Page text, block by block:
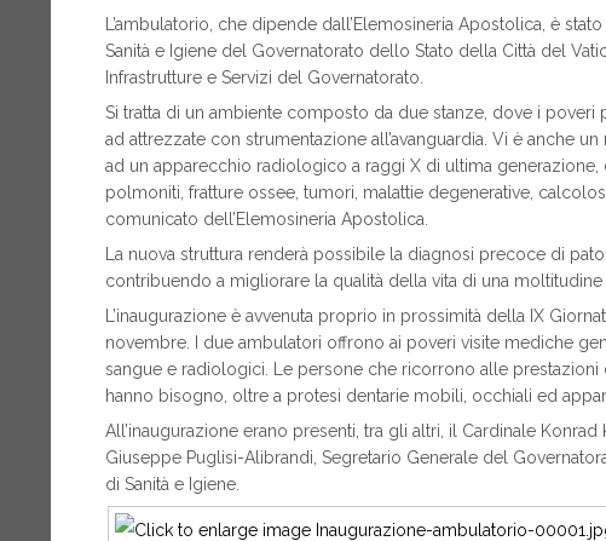
L’ambulatorio, che dipende dall’Elemosineria Apostolica, è
Sanità e Igiene del Governatorato dello Stato della Città del
Infrastrutture e Servizi del Governatorato.
Si tratta di un ambiente composto da due stanze, dove i
ad attrezzate con strumentazione all’avanguardia. Vi è anche
ad un apparecchio radiologico a raggi X di ultima
polmoniti, fratture ossee, tumori, malattie degenerative,
comunicato dell’Elemosineria Apostolica.
La nuova struttura renderà possibile la diagnosi precoce di
contribuendo a migliorare la qualità della vita di una moltitudine
L’inaugurazione è avvenuta proprio in prossimità della IX
novembre. I due ambulatori offrono ai poveri visite mediche
sangue e radiologici. Le persone che ricorrono alle
hanno bisogno, oltre a protesi dentarie mobili, occhiali ed
All’inaugurazione erano presenti, tra gli altri, il Cardinale Konrad
Giuseppe Puglisi-Alibrandi, Segretario Generale del
di Sanità e Igiene.